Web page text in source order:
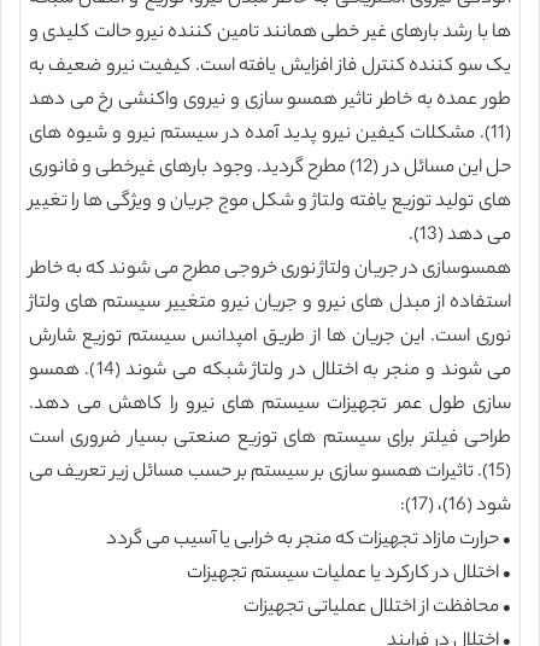
ها با رشد بارهای غیر خطی همانند تامین کننده نیرو حالت کلیدی و
یک سو کننده کنترل فاز افزایش یافته است. کیفیت نیرو ضعیف به
طور عمده به خاطر تاثیر همسو سازی و نیروی واکنشی رخ می دهد
(11). مشکلات کیفین نیرو پدید آمده در سیستم نیرو و شیوه های
حل این مسائل در (12) مطرح گردید. وجود بارهای غیرخطی و فانوری
های تولید توزیع یافته ولتاژ و شکل موج جریان و ویژگی ها را تغییر
می دهد (13).
همسوسازی در جریان ولتاژ نوری خروجی مطرح می شوند که به خاطر
استفاده از مبدل های نیرو و جریان نیرو متغییر سیستم های ولتاژ
نوری است. این جریان ها از طریق امپدانس سیستم توزیع شارش
می شوند و منجر به اختلال در ولتاژ شبکه می شوند (14). همسو
سازی طول عمر تجهیزات سیستم های نیرو را کاهش می دهد.
طراحی فیلتر برای سیستم های توزیع صنعتی بسیار ضروری است
(15). تاثیرات همسو سازی بر سیستم بر حسب مسائل زیر تعریف می
شود (16)، (17):
• حرارت مازاد تجهیزات که منجر به خرابی یا آسیب می گردد
• اختلال در کارکرد یا عملیات سیستم تجهیزات
• محافظت از اختلال عملیاتی تجهیزات